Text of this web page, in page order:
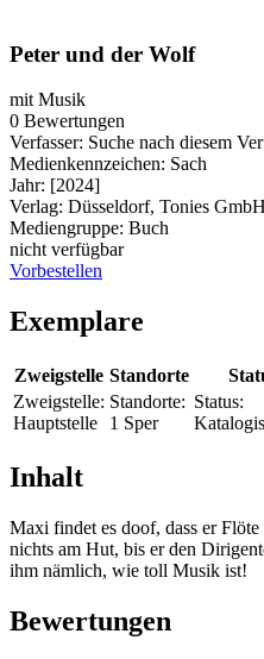
Peter und der Wolf
mit Musik
0 Bewertungen
Verfasser: Suche nach diesem
Medienkennzeichen: Sach
Jahr: [2024]
Verlag: Düsseldorf, Tonies GmbH
Mediengruppe: Buch
nicht verfügbar
Vorbestellen
Exemplare
Zweigstelle Standorte
Zweigstelle:
Hauptstelle
Standorte:
1 Sper
Status:
Inhalt
Maxi findet es doof, dass er
nichts am Hut, bis er den
ihm nämlich, wie toll Musik ist!
Bewertungen